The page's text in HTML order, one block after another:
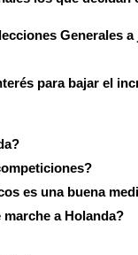
Generales
para bajar el
es una buena
a Holanda?